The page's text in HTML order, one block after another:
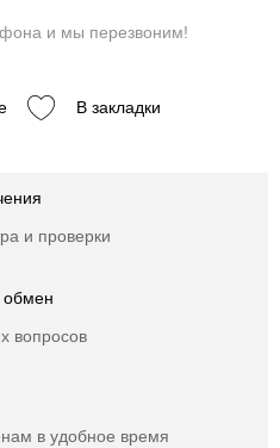
и мы перезвоним!
В закладки
и проверки
обмен
вопросов
в удобное время